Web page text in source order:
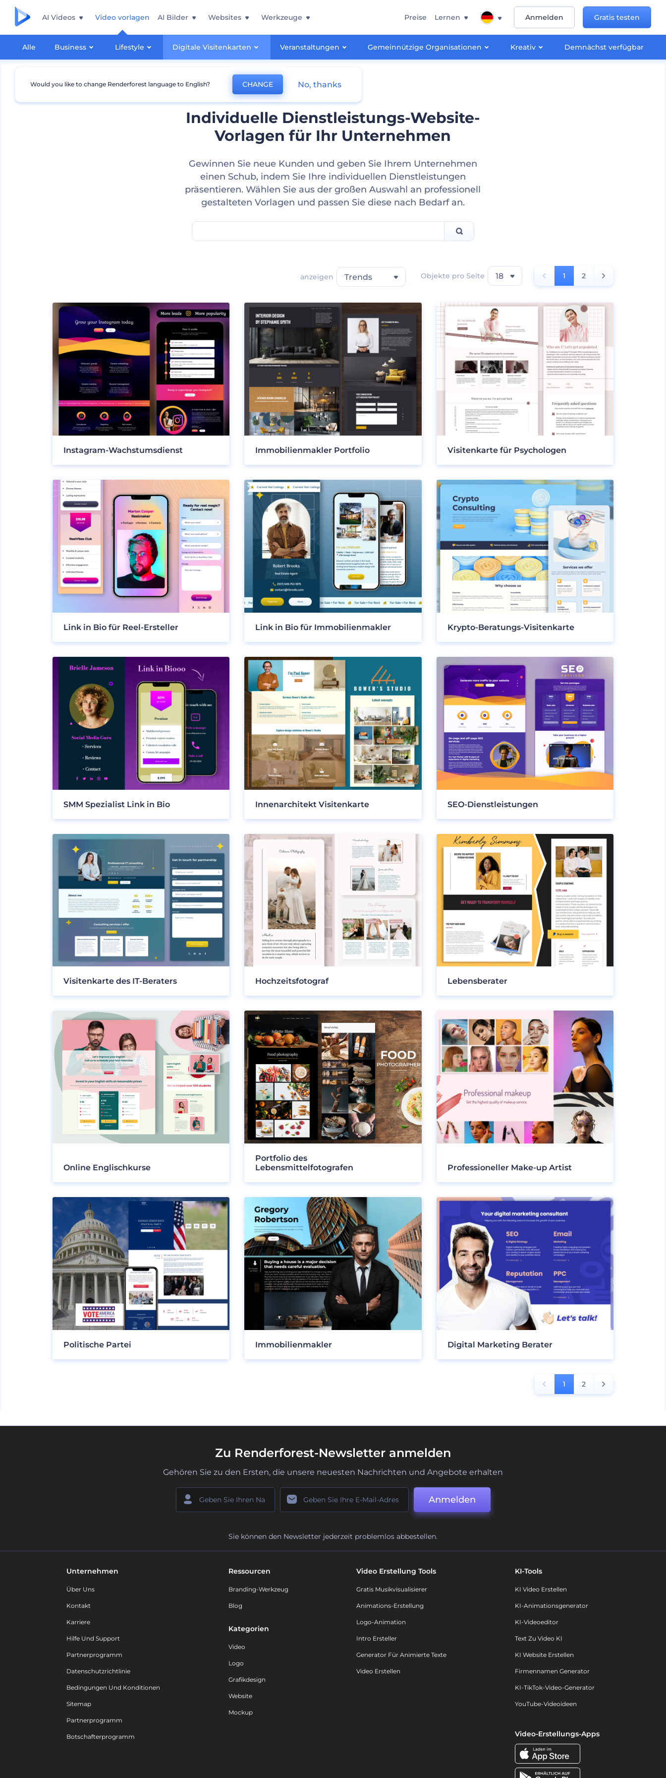
AI Videos Video vorlagen
Alle Business Lifestyle Digitale Visitenkarten Veranstaltungen Gemeinnützige Organisationen Kreativ Demnächst verfügbar
AI Bilder Websites Werkzeuge Preise Lernen Anmelden Gratis testen
Individuelle Dienstleistungs-Website-
Vorlagen für Ihr Unternehmen
Gewinnen Sie neue Kunden und geben Sie Ihrem Unternehmen
einen Schub, indem Sie Ihre individuellen Dienstleistungen
präsentieren. Wählen Sie aus der großen Auswahl an professionell
gestalteten Vorlagen und passen Sie diese nach Bedarf an.
anzeigen Trends Objekte pro Seite 18 1 2
Instagram-Wachstumsdienst Immobilienmakler Portfolio Visitenkarte für Psychologen
Link in Bio für Reel-Ersteller Link in Bio für Immobilienmakler Krypto-Beratungs-Visitenkarte
SMM Spezialist Link in Bio Innenarchitekt Visitenkarte SEO-Dienstleistungen
Visitenkarte des IT-Beraters Hochzeitsfotograf Lebensberater
Online Englischkurse
Portfolio des
Lebensmittelfotografen
Professioneller Make-up Artist
Politische Partei Immobilienmakler Digital Marketing Berater
1 2
Zu Renderforest-Newsletter anmelden
Gehören Sie zu den Ersten, die unsere neuesten Nachrichten und Angebote erhalten
Anmelden
Sie können den Newsletter jederzeit problemlos abbestellen.
Unternehmen
Über Uns
Kontakt
Karriere
Hilfe Und Support
Partnerprogramm
Datenschutzrichtlinie
Bedingungen Und Konditionen
Sitemap
Partnerprogramm
Botschafterprogramm
Ressourcen
Branding-Werkzeug
Blog
Kategorien
Video
Logo
Grafikdesign
Website
Mockup
Video Erstellung Tools
Gratis Musikvisualisierer
Animations-Erstellung
Logo-Animation
Intro Ersteller
Generator Für Animierte Texte
Video Erstellen
KI-Tools
KI Video Erstellen
KI-Animationsgenerator
KI-Videoeditor
Text Zu Video KI
KI Website Erstellen
Firmennamen Generator
KI-TikTok-Video-Generator
YouTube-Videoideen
Video-Erstellungs-Apps
Would you like to change Renderforest language to English? CHANGE No, thanks